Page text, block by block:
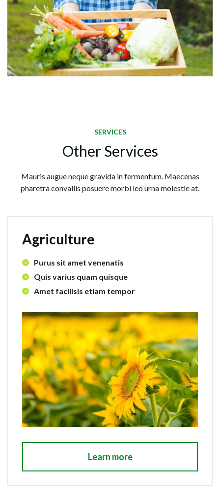
SERVICES
Other Services
Mauris augue neque gravida in fermentum. Maecenas
pharetra convallis posuere morbi leo urna molestie at.
Agriculture
Purus sit amet venenatis
Quis varius quam quisque
Amet facilisis etiam tempor
Learn more